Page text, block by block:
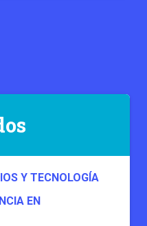
Y TECNOLOGÍA
EN